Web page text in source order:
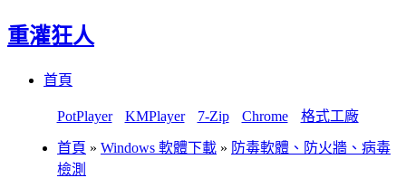
重灌狂人
首頁
PotPlayer KMPlayer 7-Zip Chrome 格式工廠
首頁 » Windows 軟體下載 » 防毒軟體、防火牆、病毒
檢測